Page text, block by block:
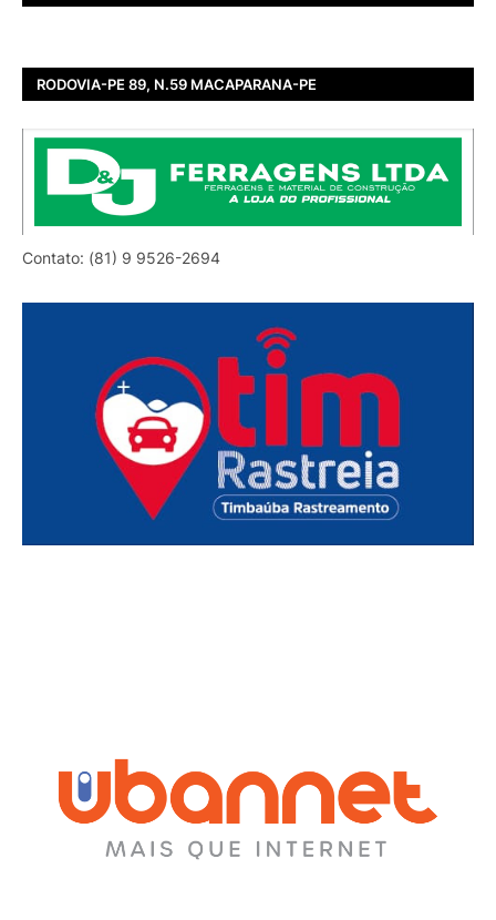
RODOVIA-PE 89, N.59 MACAPARANA-PE
Contato: (81) 9 9526-2694